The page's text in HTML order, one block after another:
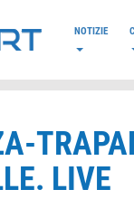
NOTIZIE
LIVE